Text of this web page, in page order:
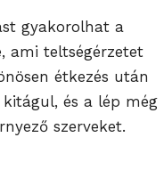
gyakorolhat a
ami teltségérzetet
étkezés után
és a lép még
szerveket.